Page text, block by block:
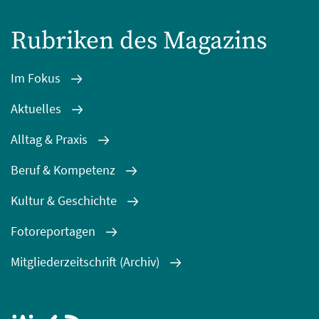
Rubriken des Magazins
Im Fokus
Aktuelles
Alltag & Praxis
Beruf & Kompetenz
Kultur & Geschichte
Fotoreportagen
Mitgliederzeitschrift (Archiv)